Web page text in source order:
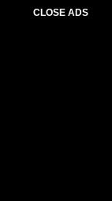
CLOSE ADS